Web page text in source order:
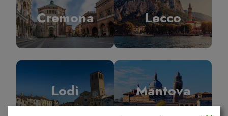
Cremona Lecco
Lodi Mantova